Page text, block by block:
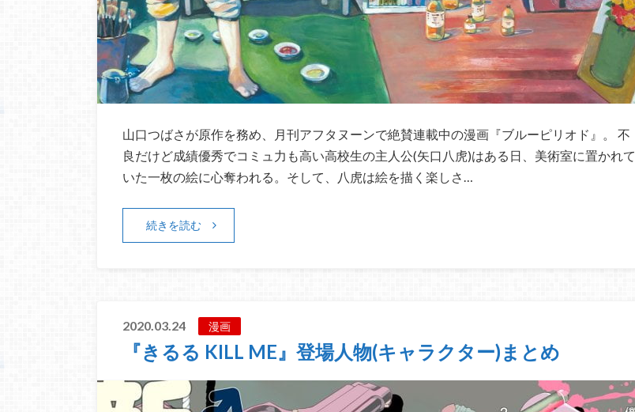
山口つばさが原作を務め、月刊アフタヌーンで絶賛連載中の漫画『ブルーピリオド』。 不
良だけど成績優秀でコミュ力も高い高校生の主人公(矢口八虎)はある日、美術室に置かれて
いた一枚の絵に心奪われる。そして、八虎は絵を描く楽しさ…
続きを読む
2020.03.24 漫画
『きるる KILL ME』登場人物(キャラクター)まとめ